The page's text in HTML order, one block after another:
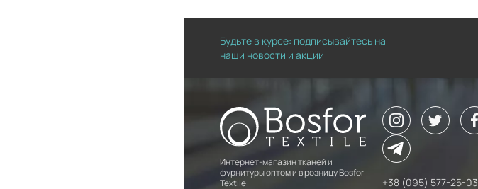
Будьте в курсе: подписывайтесь на
наши новости и акции
Интернет-магазин тканей и
фурнитуры оптом и в розницу Bosfor
Textile
+38 (095) 577-25-03